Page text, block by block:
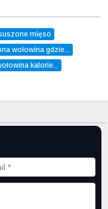
mięso
wołowina gdzie...
kalorie...